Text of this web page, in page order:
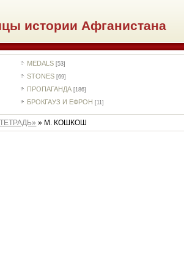
истории Афганистана
MEDALS [53]
STONES [69]
ПРОПАГАНДА [186]
БРОКГАУЗ И ЕФРОН [11]
» М. КОШКОШ